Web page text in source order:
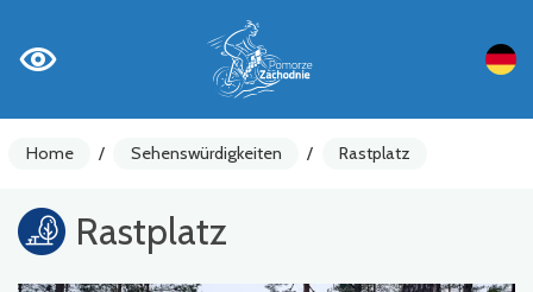
Home / Sehenswürdigkeiten / Rastplatz
Rastplatz